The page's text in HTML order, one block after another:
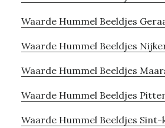
Waarde Hummel Beeldjes
Waarde Hummel Beeldjes
Waarde Hummel Beeldjes
Waarde Hummel Beeldjes
Waarde Hummel Beeldjes